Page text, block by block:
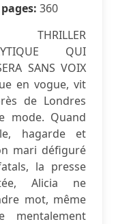
360
QUI
SANS VOIX
en vogue, vit
de Londres
mode. Quand
hagarde et
mari défiguré
la presse
Alicia ne
mot, même